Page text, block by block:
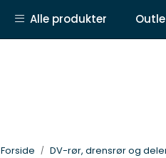
Om BB Produkter | Nyheter og
Alle produkter
Forside DV-rør, drensrør og